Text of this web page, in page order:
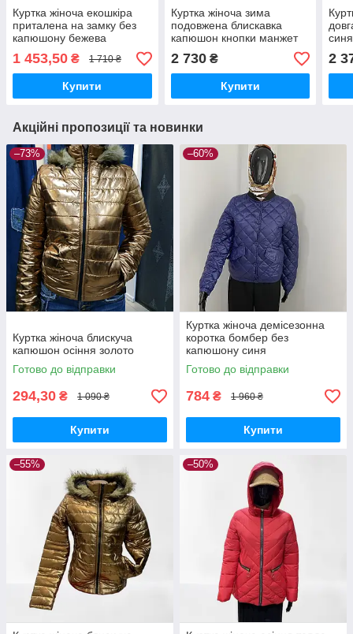
Куртка жіноча екошкіра
приталена на замку без
капюшону бежева
1 453,50 ₴ 1 710 ₴
Купити
Куртка жіноча зима
подовжена блискавка
капюшон кнопки манжет
2 730₴
Купити
синя
2
Акційні пропозиції та новинки
–73%
Куртка жіноча блискуча
капюшон осіння золото
Готово до відправки
294,30 ₴ 1 090 ₴
Купити
–60%
Куртка жіноча демісезонна
коротка бомбер без
капюшону синя
Готово до відправки
784 ₴ 1 960 ₴
Купити
–55% –50%